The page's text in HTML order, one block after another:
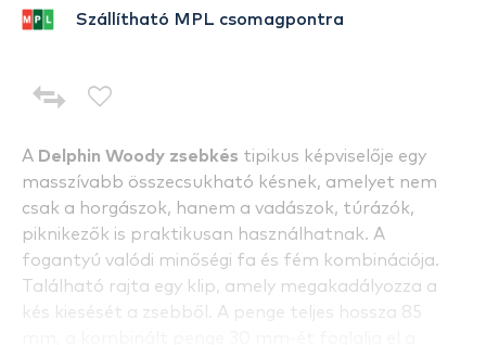
A Delphin Woody zsebkés tipikus képviselője egy
masszívabb összecsukható késnek, amelyet nem
csak a horgászok, hanem a vadászok, túrázók,
piknikezők is praktikusan használhatnak. A
fogantyú valódi minőségi fa és fém kombinációja.
Található rajta egy klip, amely megakadályozza a
kés kiesését a zsebből. A penge teljes hossza 85
Szállítható MPL csomagpontra